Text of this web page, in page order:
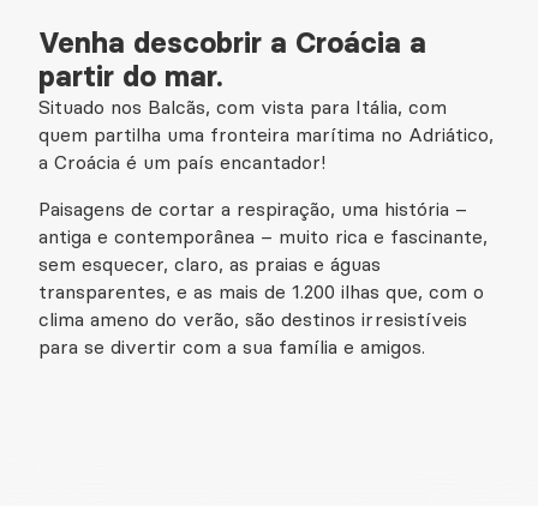
Venha descobrir a Croácia a
partir do mar.
Situado nos Balcãs, com vista para Itália, com
quem partilha uma fronteira marítima no Adriático,
a Croácia é um país encantador!
Paisagens de cortar a respiração, uma história –
antiga e contemporânea – muito rica e fascinante,
sem esquecer, claro, as praias e águas
transparentes, e as mais de 1.200 ilhas que, com o
clima ameno do verão, são destinos irresistíveis
para se divertir com a sua família e amigos.